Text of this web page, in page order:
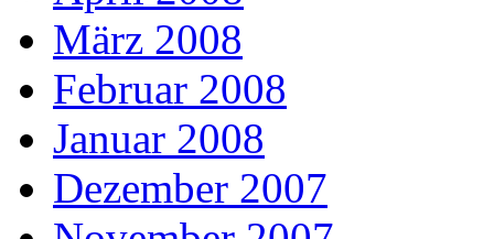
März 2008
Februar 2008
Januar 2008
Dezember 2007